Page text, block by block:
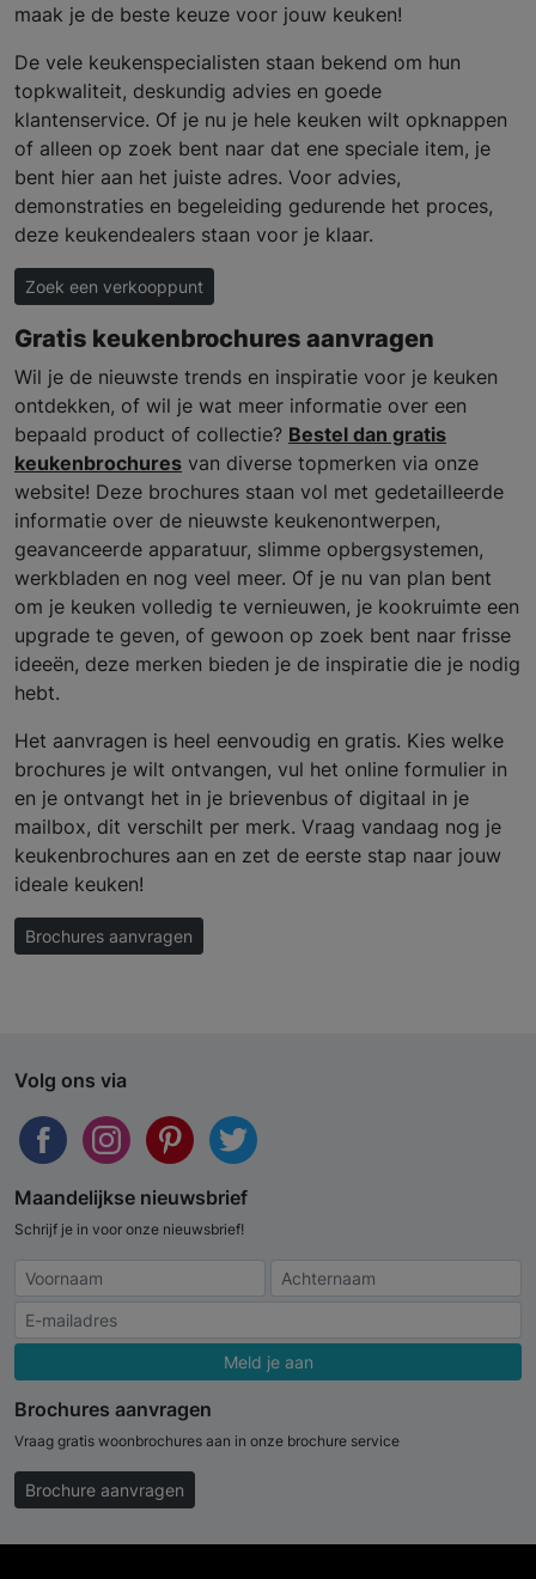
maak je de beste keuze voor jouw keuken!
De vele keukenspecialisten staan bekend om hun
topkwaliteit, deskundig advies en goede
klantenservice. Of je nu je hele keuken wilt opknappen
of alleen op zoek bent naar dat ene speciale item, je
bent hier aan het juiste adres. Voor advies,
demonstraties en begeleiding gedurende het proces,
deze keukendealers staan voor je klaar.
Zoek een verkooppunt
Gratis keukenbrochures aanvragen
Wil je de nieuwste trends en inspiratie voor je keuken
ontdekken, of wil je wat meer informatie over een
bepaald product of collectie? Bestel dan gratis
keukenbrochures van diverse topmerken via onze
website! Deze brochures staan vol met gedetailleerde
informatie over de nieuwste keukenontwerpen,
geavanceerde apparatuur, slimme opbergsystemen,
werkbladen en nog veel meer. Of je nu van plan bent
om je keuken volledig te vernieuwen, je kookruimte een
upgrade te geven, of gewoon op zoek bent naar frisse
ideeën, deze merken bieden je de inspiratie die je nodig
hebt.
Het aanvragen is heel eenvoudig en gratis. Kies welke
brochures je wilt ontvangen, vul het online formulier in
en je ontvangt het in je brievenbus of digitaal in je
mailbox, dit verschilt per merk. Vraag vandaag nog je
keukenbrochures aan en zet de eerste stap naar jouw
ideale keuken!
Brochures aanvragen
Volg ons via
Maandelijkse nieuwsbrief
Schrijf je in voor onze nieuwsbrief!
Meld je aan
Brochures aanvragen
Vraag gratis woonbrochures aan in onze brochure service
Brochure aanvragen